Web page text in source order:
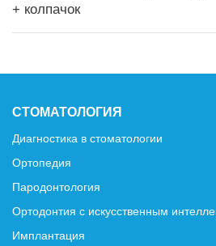
+ колпачок
СТОМАТОЛОГИЯ
Диагностика в стоматологии
Ортопедия
Пародонтология
Ортодонтия с искусственным
Имплантация